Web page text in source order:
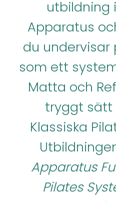
utbildning
Apparatus
du undervisar
som ett
Matta och
tryggt sätt
Klassiska
Apparatus
Pilates